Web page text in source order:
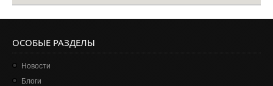
ОСОБЫЕ РАЗДЕЛЫ
Новости
Блоги